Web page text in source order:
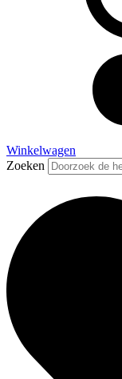
Winkelwagen
Zoeken